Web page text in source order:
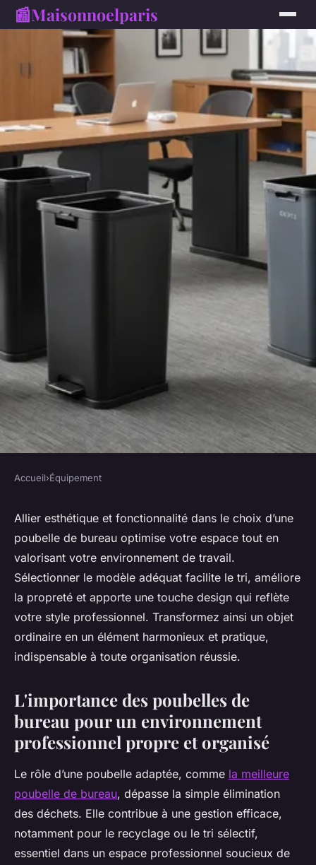
📰Maisonnoelparis
ÉQUIPEMENT
Poubelle bureau : alliez style
et praticité pour votre espace
Louis•23 septembre 2025•5 min de lecture
Accueil›Équipement
Allier esthétique et fonctionnalité dans le choix d’une
poubelle de bureau optimise votre espace tout en
valorisant votre environnement de travail.
Sélectionner le modèle adéquat facilite le tri, améliore
la propreté et apporte une touche design qui reflète
votre style professionnel. Transformez ainsi un objet
ordinaire en un élément harmonieux et pratique,
indispensable à toute organisation réussie.
L'importance des poubelles de
bureau pour un environnement
professionnel propre et organisé
Le rôle d’une poubelle adaptée, comme la meilleure
poubelle de bureau, dépasse la simple élimination
des déchets. Elle contribue à une gestion efficace,
notamment pour le recyclage ou le tri sélectif,
essentiel dans un espace professionnel soucieux de